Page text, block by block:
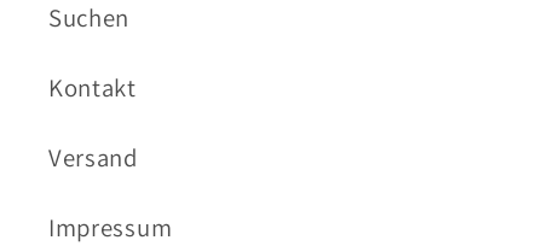
Suchen
Kontakt
Versand
Impressum